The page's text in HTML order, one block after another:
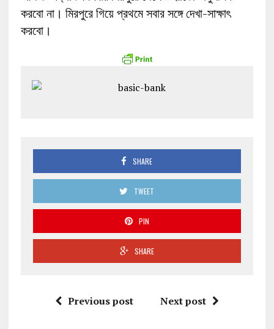
করবো না। মিরপুরে গিয়ে প্রথমে সবার সঙ্গে দেখা-সাক্ষাৎ
করবো।
SHARE
TWEET
PIN
SHARE
Previous post Next post